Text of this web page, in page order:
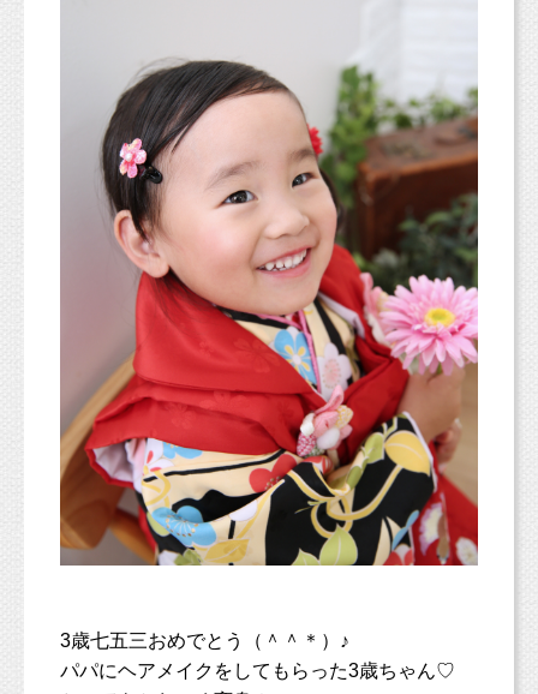
3歳七五三おめでとう（＾＾＊）♪
パパにヘアメイクをしてもらった3歳ちゃん♡